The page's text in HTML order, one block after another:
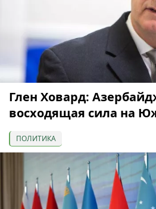
Глен Ховард:
восходящая сила на
ПОЛИТИКА